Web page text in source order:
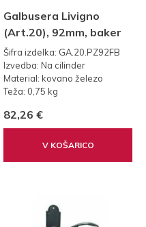
Galbusera Livigno
(Art.20), 92mm, baker
Šifra izdelka: GA.20.PZ92FB
Izvedba: Na cilinder
Material: kovano železo
Teža: 0,75 kg
82,26 €
V KOŠARICO